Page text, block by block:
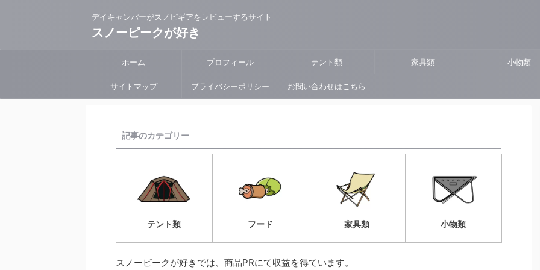
デイキャンパーがスノピギアをレビューするサイト
スノーピークが好き
ホーム プロフィール テント類 家具類 小物類
サイトマップ プライバシーポリシー お問い合わせはこちら
記事のカテゴリー
テント類 フード 家具類 小物類
スノーピークが好きでは、商品PRにて収益を得ています。